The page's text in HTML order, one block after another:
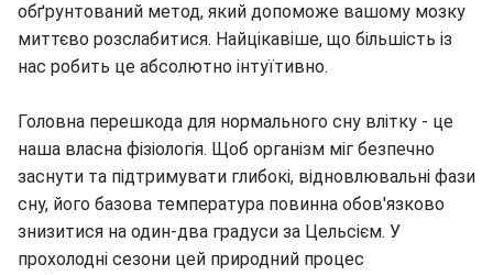
обґрунтований метод, який допоможе вашому мозку
миттєво розслабитися. Найцікавіше, що більшість із
нас робить це абсолютно інтуїтивно.
Головна перешкода для нормального сну влітку - це
наша власна фізіологія. Щоб організм міг безпечно
заснути та підтримувати глибокі, відновлювальні фази
сну, його базова температура повинна обов'язково
знизитися на один-два градуси за Цельсієм. У
прохолодні сезони цей природний процес